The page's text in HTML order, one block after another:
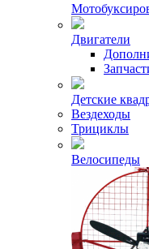
Двигатели
Детские
Вездеходы
Трициклы
Велосипеды